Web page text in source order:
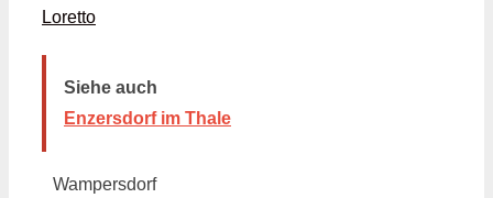
Loretto
Siehe auch
Enzersdorf im Thale
Wampersdorf